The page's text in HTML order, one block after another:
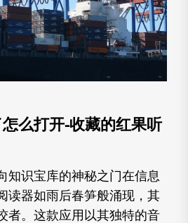
么打开-收藏的红果听
知识宝库的神秘之门在信息
读器如雨后春笋般涌现，其
者。这款应用以其独特的音